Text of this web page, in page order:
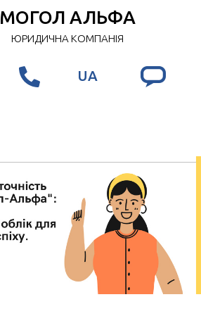
МОГОЛ АЛЬФА
ЮРИДИЧНА КОМПАНІЯ
UA